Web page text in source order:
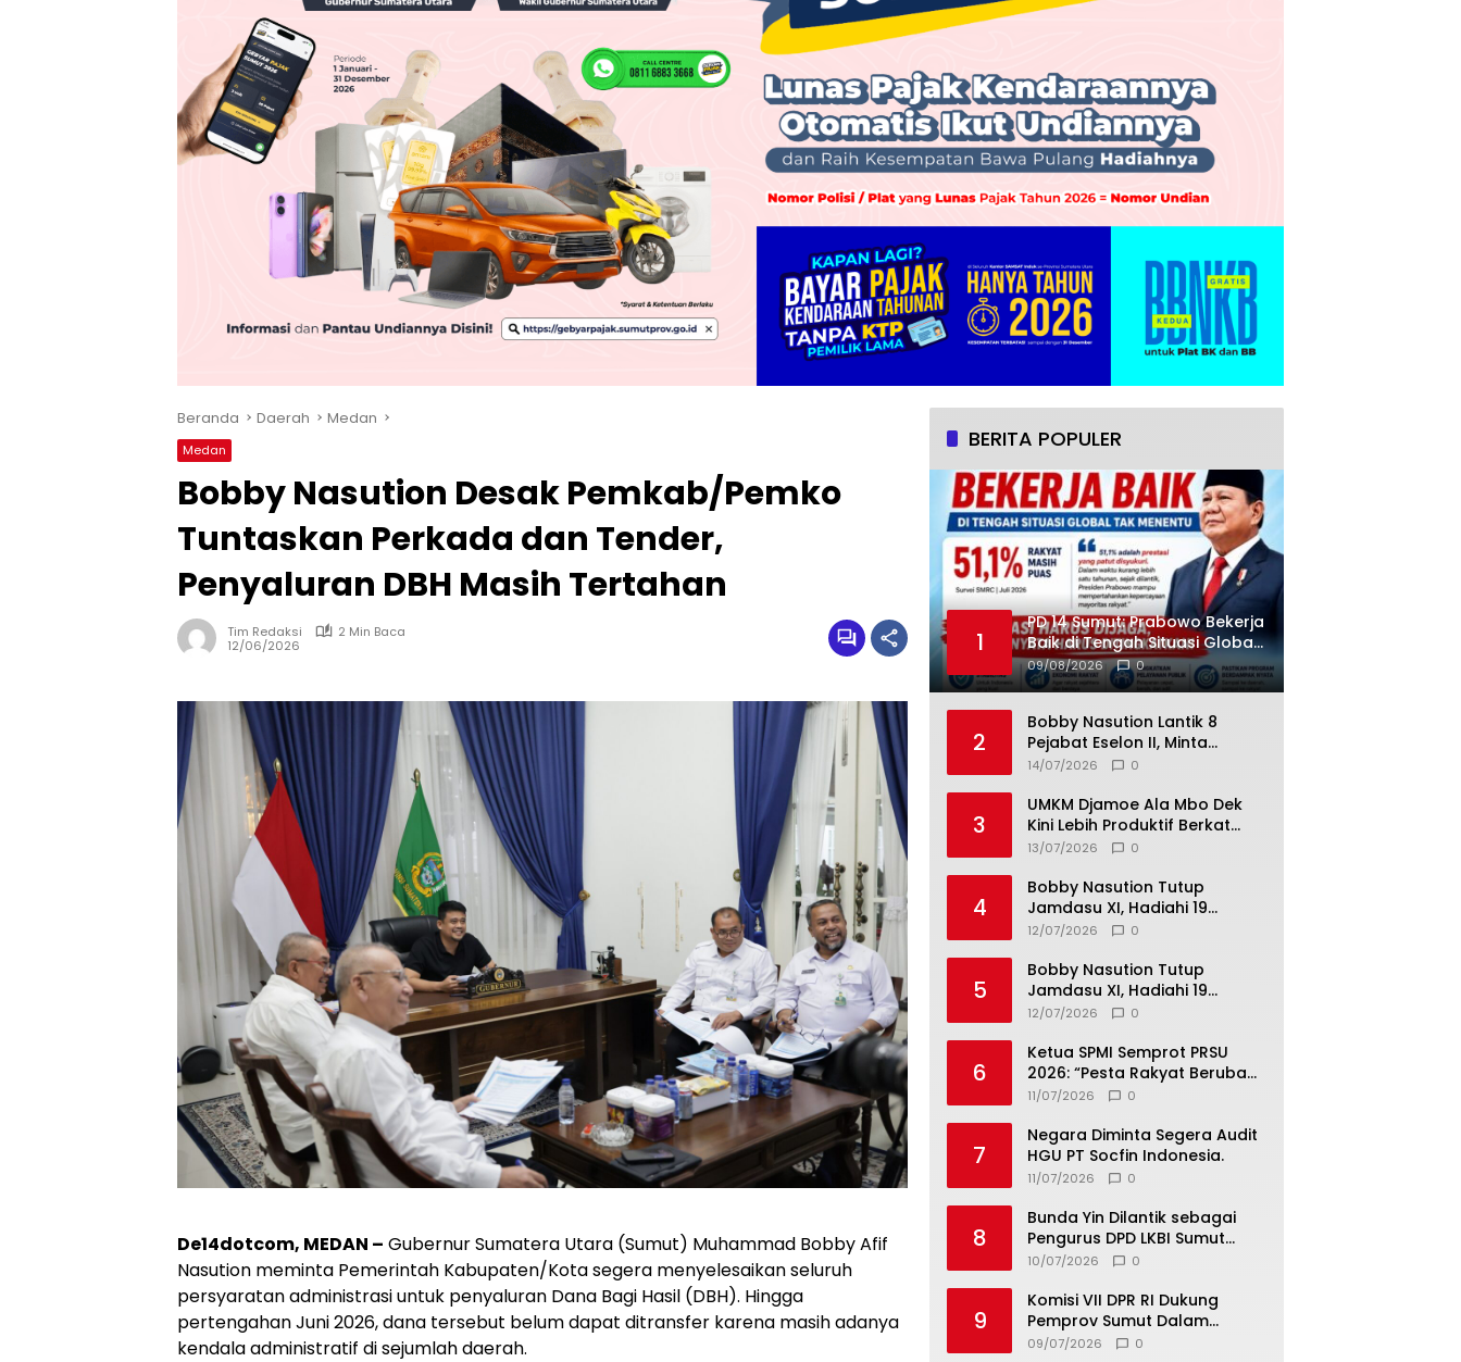
Beranda Daerah Medan
Medan
Bobby Nasution Desak Pemkab/Pemko
Tuntaskan Perkada dan Tender,
Penyaluran DBH Masih Tertahan
Tim Redaksi
2 Min Baca
12/06/2026
De14dotcom, MEDAN – Gubernur Sumatera Utara (Sumut) Muhammad Bobby Afif
Nasution meminta Pemerintah Kabupaten/Kota segera menyelesaikan seluruh
persyaratan administrasi untuk penyaluran Dana Bagi Hasil (DBH). Hingga
pertengahan Juni 2026, dana tersebut belum dapat ditransfer karena masih adanya
kendala administratif di sejumlah daerah.
BERITA POPULER
1
PD 14 Sumut: Prabowo Bekerja
Baik di Tengah Situasi Global
Tak Menentu
09/08/2026 0
2
Bobby Nasution Lantik 8
Pejabat Eselon II, Minta
Ciptakan Program yang
Ekonomi
14/07/2026 0
3
UMKM Djamoe Ala Mbo Dek
Kini Lebih Produktif Berkat
Teknologi Tepat Guna dari
13/07/2026 0
4
Bobby Nasution Tutup
Jamdasu XI, Hadiahi 19
Petugas Upacara Berangkat
12/07/2026 0
5
Bobby Nasution Tutup
Jamdasu XI, Hadiahi 19
Petugas Upacara Berangkat
12/07/2026 0
6
Ketua SPMI Semprot PRSU
2026: “Pesta Rakyat Berubah
Jadi Ajang Bisnis, Target 300
Slogan”
11/07/2026 0
7
Negara Diminta Segera Audit
HGU PT Socfin Indonesia.
11/07/2026 0
8
Bunda Yin Dilantik sebagai
Pengurus DPD LKBI Sumut
2026–2031, Tegaskan
dan Kerukunan
10/07/2026 0
9
Komisi VII DPR RI Dukung
Pemprov Sumut Dalam
Pemberantasan Pungli di
09/07/2026 0